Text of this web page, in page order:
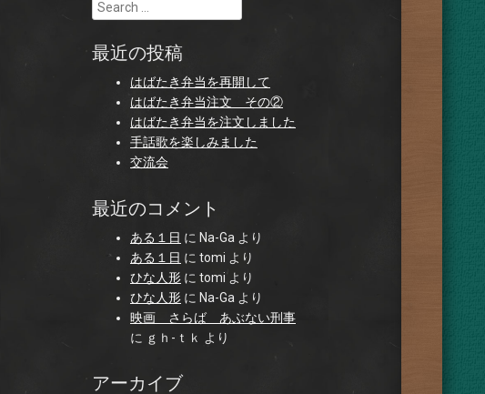
最近の投稿
はばたき弁当を再開して
はばたき弁当注文 その②
はばたき弁当を注文しました
手話歌を楽しみました
交流会
最近のコメント
ある１日 に Na-Ga より
ある１日 に tomi より
ひな人形 に tomi より
ひな人形 に Na-Ga より
映画 さらば あぶない刑事
に ｇｈ-ｔｋ より
アーカイブ